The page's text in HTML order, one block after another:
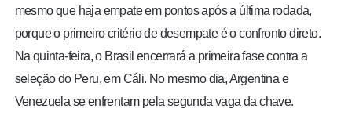
mesmo que haja empate em pontos após a última rodada,
porque o primeiro critério de desempate é o confronto direto.
Na quinta-feira, o Brasil encerrará a primeira fase contra a
seleção do Peru, em Cáli. No mesmo dia, Argentina e
Venezuela se enfrentam pela segunda vaga da chave.